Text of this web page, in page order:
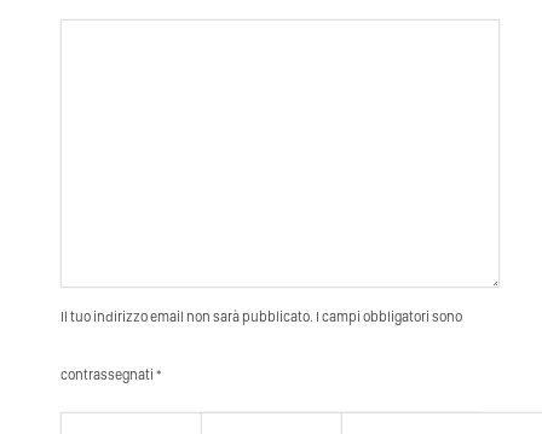
Il tuo indirizzo email non sarà pubblicato. I campi obbligatori sono
contrassegnati *